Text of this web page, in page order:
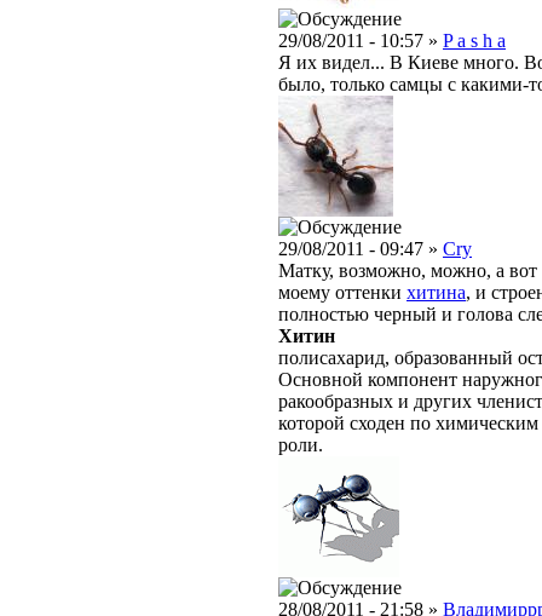
29/08/2011 - 10:57 » P a s h a
Я их видел... В Киеве много.
было, только самцы с
29/08/2011 - 09:47 » Cry
Матку, возможно, можно, а вот
моему оттенки хитина, и
полностью черный и голова
Хитин
полисахарид, образованный
Основной компонент
ракообразных и других
которой сходен по
роли.
28/08/2011 - 21:58 »